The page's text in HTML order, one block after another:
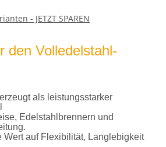
- JETZT SPAREN
den Volledelstahl-
als leistungsstarker
Edelstahlbrennern und
Wert auf Flexibilität, Langlebigkeit